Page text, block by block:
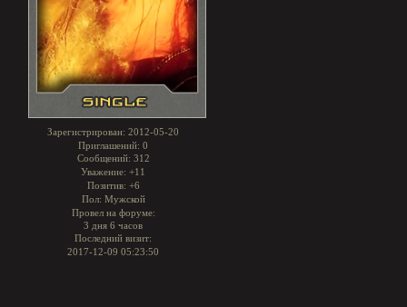
Зарегистрирован: 2012-05-20
Приглашений: 0
Сообщений: 312
Уважение: +11
Позитив: +6
Пол: Мужской
Провел на форуме:
3 дня 6 часов
Последний визит:
2017-12-09 05:23:50